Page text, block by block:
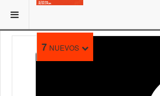
7 NUEVOS
ESTÁ AQUÍ: